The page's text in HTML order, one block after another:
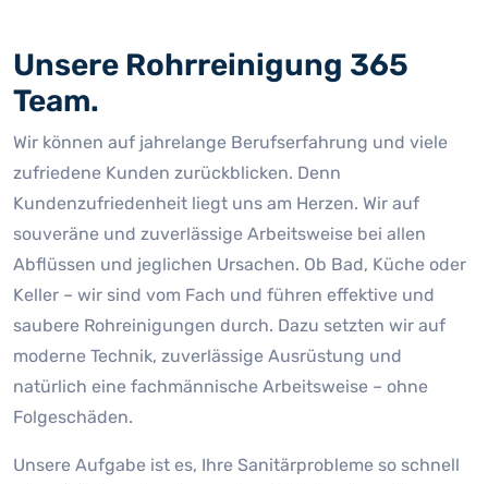
Unsere Rohrreinigung 365
Team.
Wir können auf jahrelange Berufserfahrung und viele
zufriedene Kunden zurückblicken. Denn
Kundenzufriedenheit liegt uns am Herzen. Wir auf
souveräne und zuverlässige Arbeitsweise bei allen
Abflüssen und jeglichen Ursachen. Ob Bad, Küche oder
Keller – wir sind vom Fach und führen effektive und
saubere Rohreinigungen durch. Dazu setzten wir auf
moderne Technik, zuverlässige Ausrüstung und
natürlich eine fachmännische Arbeitsweise – ohne
Folgeschäden.
Unsere Aufgabe ist es, Ihre Sanitärprobleme so schnell